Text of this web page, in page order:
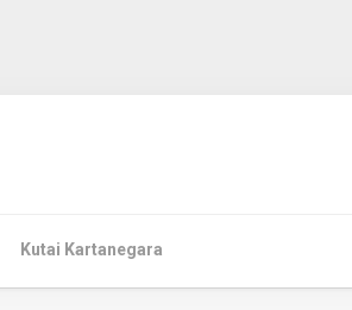
Kutai Kartanegara